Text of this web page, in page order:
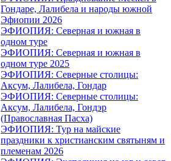
Гондаре, Лалибела и народы южной
Эфиопии 2026
ЭФИОПИЯ: Северная и южная в
одном туре
ЭФИОПИЯ: Северная и южная в
одном туре 2025
ЭФИОПИЯ: Северные столицы:
Аксум, Лалибела, Гондар
ЭФИОПИЯ: Северные столицы:
Аксум, Лалибела, Гондэр
(Православная Пасха)
ЭФИОПИЯ: Тур на майские
праздники к христианским святыням и
племенам 2026